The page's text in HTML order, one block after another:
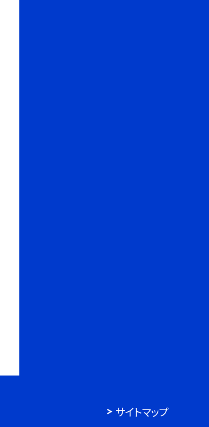
サイトマップ